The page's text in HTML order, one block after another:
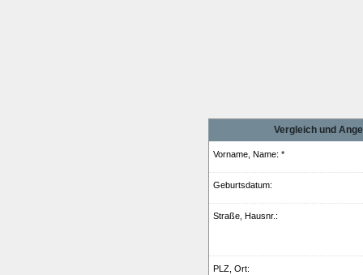
Vergleich und
Vorname, Name: *
Geburts­datum:
Straße, Hausnr.:
PLZ, Ort: